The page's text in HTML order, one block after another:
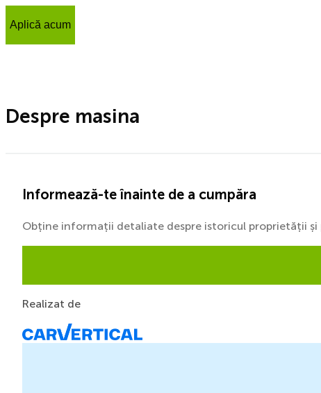
Aplică acum
Despre masina
Informează-te înainte de a cumpăra
Obține informații detaliate despre istoricul proprietății și
Realizat de